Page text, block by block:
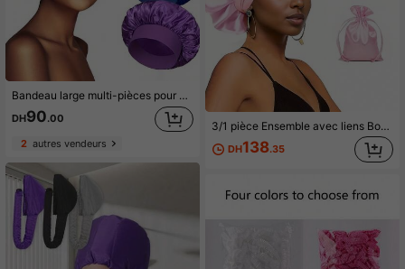
Bandeau large multi-pièces pour adultes, haute élasticité, bonnet de nuit, chapeau de protection des cheveux, pour femmes, couleur unie, extérieur
DH90.00
2autres vendeurs
3/1 pièce Ensemble avec liens Bonnet de nuit, Bonnet pour cheveux de femme, Convient aux cheveux bouclés et tressés, Bonnet de nuit doux et confortable, Bonnet de nuit anti-frisottis, Bonnet de douche
DH138.35